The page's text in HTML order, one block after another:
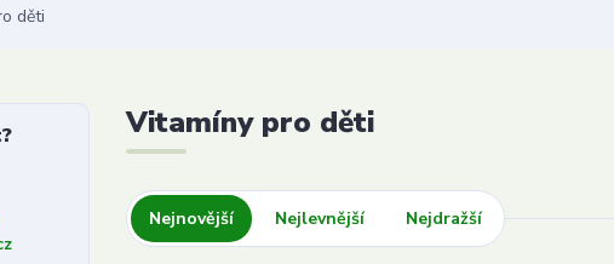
děti
Vitamíny pro děti
Nejnovější Nejlevnější Nejdražší